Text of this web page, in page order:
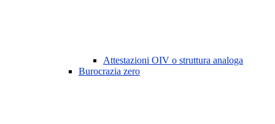
Attestazioni OIV o struttura analoga
Burocrazia zero